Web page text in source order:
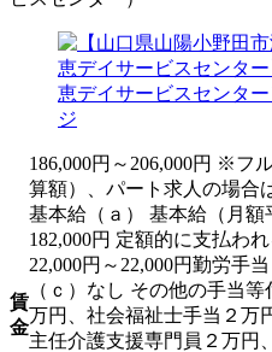
賃
金
186,000円～206,000円 ※フ
算額）、パート求人の場合
基本給（ａ） 基本給（月額
182,000円 定額的に支払わ
22,000円～22,000円勤労手
（ｃ）なし その他の手当
万円、社会福祉士手当２万
主任介護支援専門員２万円